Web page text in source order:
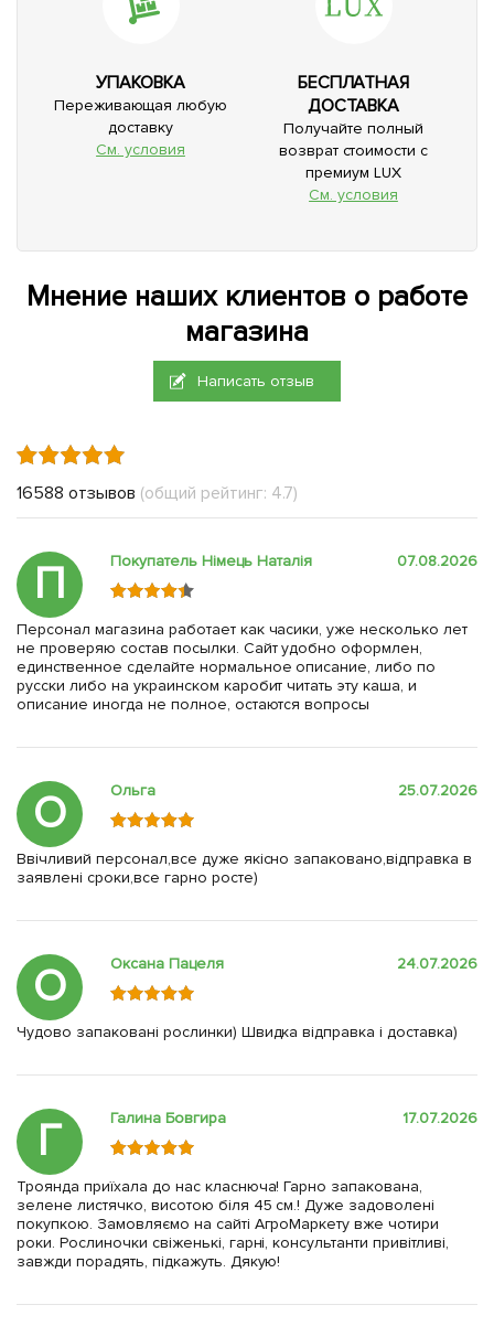
УПАКОВКА
Переживающая любую
доставку
См. условия
БЕСПЛАТНАЯ
ДОСТАВКА
Получайте полный
возврат стоимости с
премиум LUX
См. условия
Мнение наших клиентов о работе
магазина
Написать отзыв
16588 отзывов (общий рейтинг: 4.7)
П Покупатель Німець Наталія 07.08.2026
Персонал магазина работает как часики, уже несколько лет
не проверяю состав посылки. Сайт удобно оформлен,
единственное сделайте нормальное описание, либо по
русски либо на украинском каробит читать эту каша, и
описание иногда не полное, остаются вопросы
О Ольга 25.07.2026
Ввічливий персонал,все дуже якісно запаковано,відправка в
заявлені сроки,все гарно росте)
О Оксана Пацеля 24.07.2026
Чудово запаковані рослинки) Швидка відправка і доставка)
Г Галина Бовгира 17.07.2026
Троянда приїхала до нас класнюча! Гарно запакована,
зелене листячко, висотою біля 45 см.! Дуже задоволені
покупкою. Замовляємо на сайті АгроМаркету вже чотири
роки. Рослиночки свіженькі, гарні, консультанти привітливі,
завжди порадять, підкажуть. Дякую!